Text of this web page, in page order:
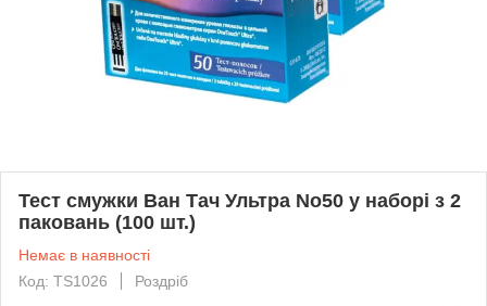
Тест смужки Ван Тач Ультра No50 у наборі з 2
паковань (100 шт.)
Немає в наявності
Код: TS1026
Роздріб